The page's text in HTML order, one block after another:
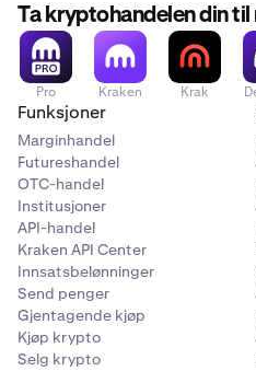
Ta kryptohandelen din til
Pro Kraken Krak
Funksjoner
Marginhandel
Futureshandel
OTC-handel
Institusjoner
API-handel
Kraken API Center
Innsatsbelønninger
Send penger
Gjentagende kjøp
Kjøp krypto
Selg krypto